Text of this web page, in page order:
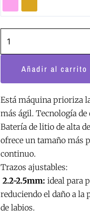
P60
cantidad
Añadir al carrito
Está máquina prioriza
más ágil. Tecnología
Batería de litio de alta
ofrece un tamaño más
continuo.
Trazos ajustables:
2.2-2.5mm: ideal para
reduciendo el daño a la
de labios.